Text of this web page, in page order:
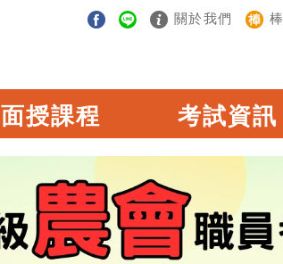
關於我們
面授課程 考試資訊